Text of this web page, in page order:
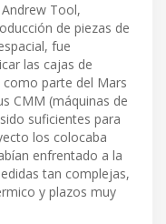
Tool,
de piezas de
fue
las cajas de
parte del Mars
CMM (máquinas de
suficientes para
los colocaba
enfrentado a la
tan complejas,
y plazos muy